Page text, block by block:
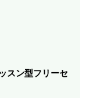
スン型フリーセ